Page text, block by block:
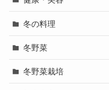
冬の料理
冬野菜
冬野菜栽培